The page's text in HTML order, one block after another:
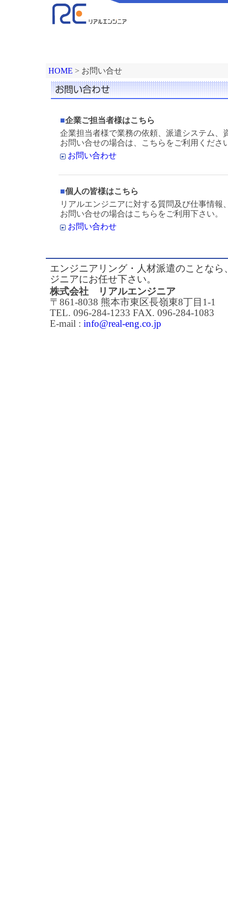
HOME > お問い合せ
■企業ご担当者様はこちら
企業担当者様で業務の依頼、派遣システム、
お問い合せの場合は、こちらをご利用くださ
お問い合わせ
■個人の皆様はこちら
リアルエンジニアに対する質問及び仕事情報
お問い合せの場合はこちらをご利用下さい。
お問い合わせ
エンジニアリング・人材派遣のことなら
ジニアにお任せ下さい。
株式会社 リアルエンジニア
〒861-8038 熊本市東区長嶺東8丁目1-1
TEL. 096-284-1233 FAX. 096-284-1083
E-mail : info@real-eng.co.jp